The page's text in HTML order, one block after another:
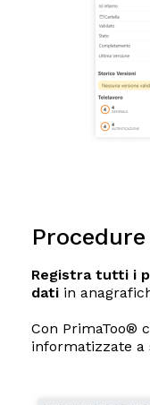
Registra tutti i
dati in
Con PrimaToo®
informatizzate a